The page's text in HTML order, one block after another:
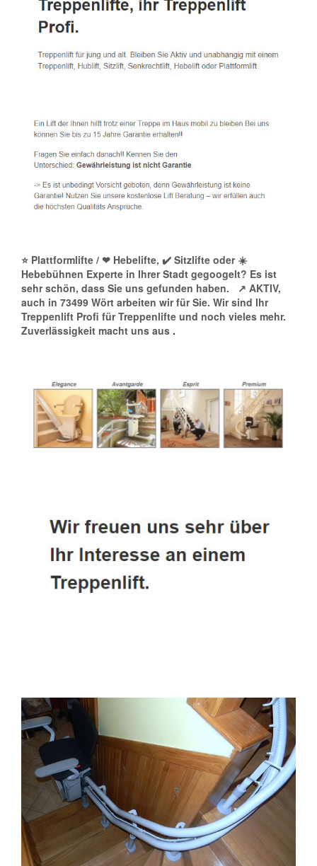
⭐ Plattformlifte / ❤ Hebelifte, ✔️ Sitzlifte oder ☀️
Hebebühnen Experte in Ihrer Stadt gegoogelt? Es ist
sehr schön, dass Sie uns gefunden haben.
↗️ AKTIV,
auch in 73499 Wört arbeiten wir für Sie. Wir sind Ihr
Treppenlift Profi für Treppenlifte und noch vieles mehr.
Zuverlässigkeit macht uns aus .